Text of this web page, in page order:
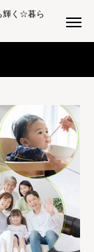
輝く☆暮ら